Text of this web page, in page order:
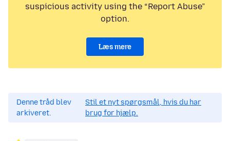
suspicious activity using the “Report Abuse”
option.
Læs mere
Denne tråd blev
arkiveret.
Stil et nyt spørgsmål, hvis du har
brug for hjælp.